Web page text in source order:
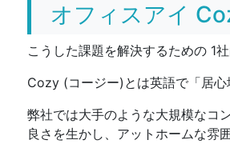
オフィスアイ
こうした課題を解決するための 1
Cozy (コージー)とは英語で「居心
弊社では大手のような大規模なコ
良さを生かし、アットホームな雰